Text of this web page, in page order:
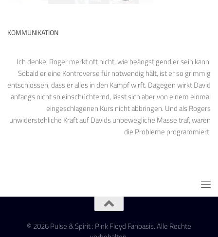
KOMMUNIKATION
Ich denke, Roger merkt oft nicht, wie beängstigend er sein kann.
Sobald er eine Kontroverse für notwendig hält, ist er so grimmig
entschlossen, dass er alles in den Kampf wirft. Dagegen wirkt David
anfangs nicht so einschüchternd, lässt sich aber von einem einmal
eingeschlagenen Kurs nicht abbringen. Und als Rogers
unwiderstehliche Kraft auf Davids unbewegliche Masse traf, waren
die Probleme programmiert.
© 2026 Pulse & Spirit : Pink Floyd Fanbasis. Alle Rechte